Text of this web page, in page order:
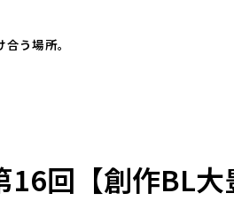
う場所。
16回【創作BL大